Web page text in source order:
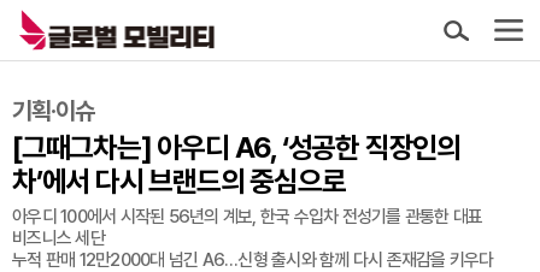
기획·이슈
[그때그차는] 아우디 A6, ‘성공한 직장인의
차’에서 다시 브랜드의 중심으로
아우디 100에서 시작된 56년의 계보, 한국 수입차 전성기를 관통한 대표
비즈니스 세단
누적 판매 12만2000대 넘긴 A6…신형 출시와 함께 다시 존재감을 키우다